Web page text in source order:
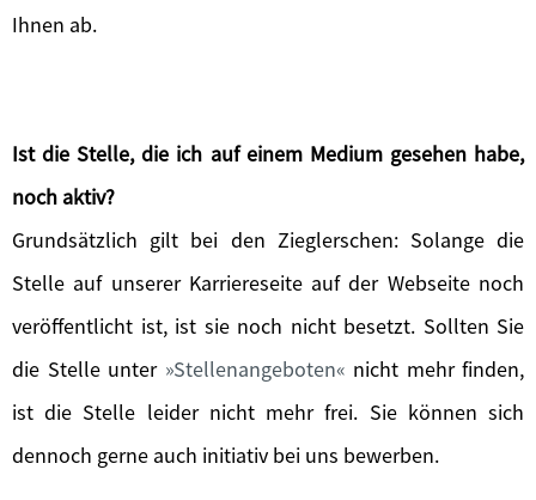
Ihnen ab.
Ist die Stelle, die ich auf einem Medium gesehen habe,
noch aktiv?
Grundsätzlich gilt bei den Zieglerschen: Solange die
Stelle auf unserer Karriereseite auf der Webseite noch
veröffentlicht ist, ist sie noch nicht besetzt. Sollten Sie
die Stelle unter Stellenangeboten
nicht mehr finden,
ist die Stelle leider nicht mehr frei. Sie können sich
dennoch gerne auch initiativ bei uns bewerben.